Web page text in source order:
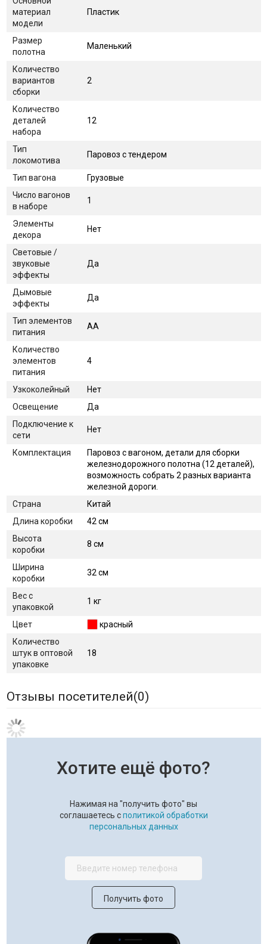
материал
модели
Пластик
Размер
полотна
Маленький
Количество
вариантов
сборки
2
Количество
деталей
набора
12
Тип
локомотива
Паровоз с тендером
Тип вагона
Грузовые
Число вагонов
в наборе
1
Элементы
декора
Нет
Световые /
звуковые
эффекты
Да
Дымовые
эффекты
Да
Тип элементов
питания
АА
Количество
элементов
питания
4
Узкоколейный
Нет
Освещение
Да
Подключение к
сети
Нет
Комплектация
Паровоз с вагоном, детали для сборки
железнодорожного полотна (12 деталей),
возможность собрать 2 разных варианта
железной дороги.
Страна
Китай
Длина коробки
42 см
Высота
коробки
8 см
Ширина
коробки
32 см
Вес с
упаковкой
1 кг
Цвет
красный
Количество
штук в оптовой
упаковке
18
Отзывы посетителей(0)
Хотите ещё фото?
Нажимая на "получить фото" вы
соглашаетесь сполитикой обработки
персональных данных